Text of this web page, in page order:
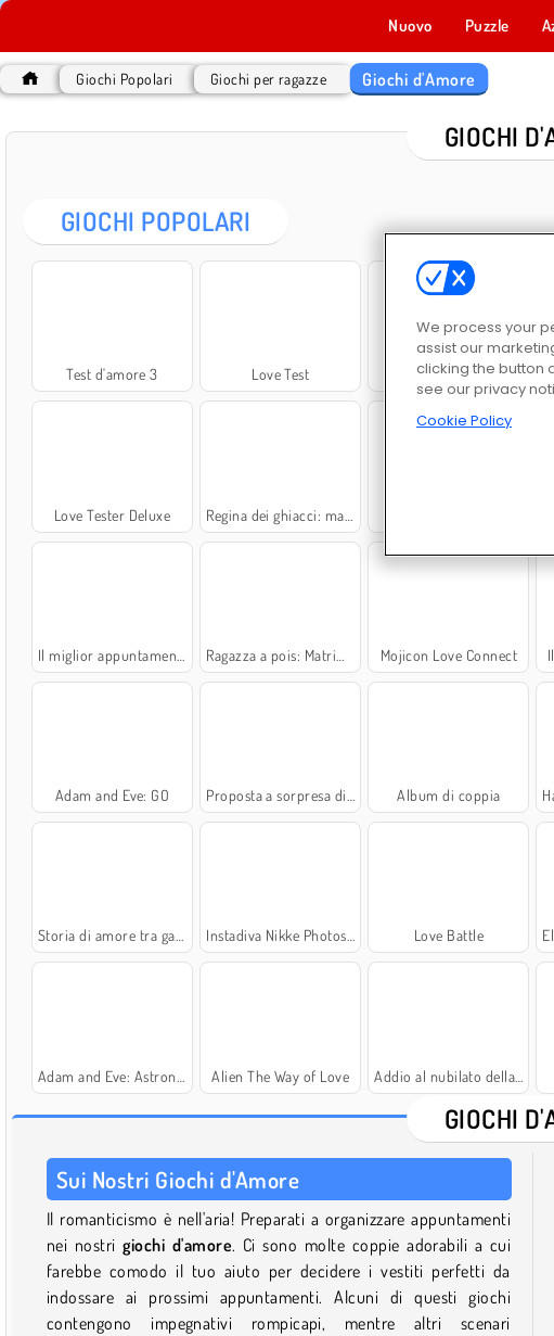
Nuovo Puzzle
Giochi Popolari Giochi per ragazze Giochi d'Amore
GIOCHI
GIOCHI POPOLARI
Test d'amore 3 Love Test Love Tester
Love Tester Deluxe Regina dei ghiacci: matrimonio rovinato
Il miglior appuntamento Ragazza a pois: Matrimonio rovinato Mojicon Love Connect
Adam and Eve: GO Proposta a sorpresa di Bonnie Album di coppia
Storia di amore tra gatti Instadiva Nikke Photoshoot And Date Night Love Battle
Adam and Eve: Astronaut Alien The Way of Love Addio al nubilato della principessa
GIOCHI
Sui Nostri Giochi d'Amore
Il romanticismo è nell'aria! Preparati a organizzare appuntamenti
nei nostrigiochi d'amore. Ci sono molte coppie adorabili a cui
farebbe comodo il tuo aiuto per decidere i vestiti perfetti da
indossare ai prossimi appuntamenti. Alcuni di questi giochi
contengono impegnativi rompicapi, mentre altri scenari
We process your
assist our
clicking the button
see our privacy
Cookie Policy